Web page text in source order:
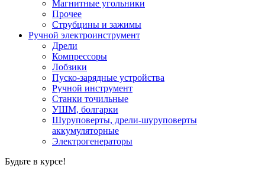
Магнитные угольники
Прочее
Струбцины и зажимы
Ручной электроинструмент
Дрели
Компрессоры
Лобзики
Пуско-зарядные устройства
Ручной инструмент
Станки точильные
УШМ, болгарки
Шуруповерты, дрели-шуруповерты
аккумуляторные
Электрогенераторы
Будьте в курсе!